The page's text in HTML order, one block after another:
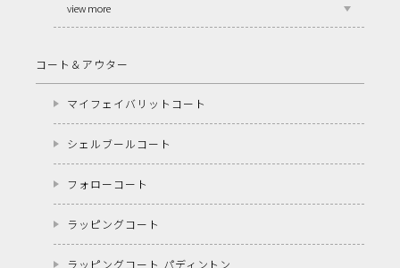
view more
コート＆アウター
マイフェイバリットコート
シェルブールコート
フォローコート
ラッピングコート
ラッピングコート パディントン